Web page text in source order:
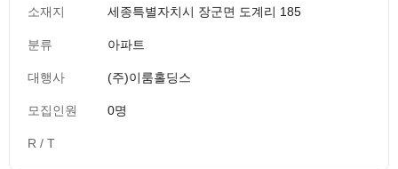
소재지 세종특별자치시 장군면 도계리 185
분류 아파트
대행사 (주)이룸홀딩스
모집인원 0명
R / T